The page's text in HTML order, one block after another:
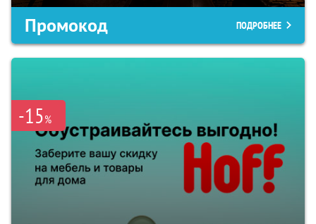
Промокод ПОДРОБНЕЕ
-15%